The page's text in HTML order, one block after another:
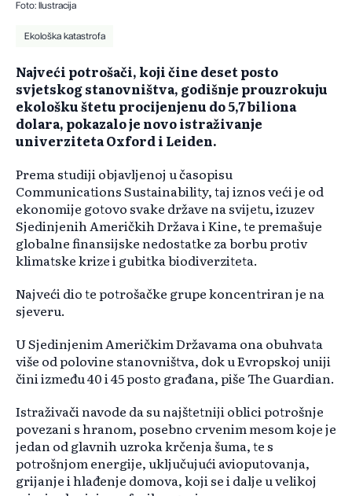
Foto: Ilustracija
Ekološka katastrofa
Najveći potrošači, koji čine deset posto
svjetskog stanovništva, godišnje prouzrokuju
ekološku štetu procijenjenu do 5,7 biliona
dolara, pokazalo je novo istraživanje
univerziteta Oxford i Leiden.
Prema studiji objavljenoj u časopisu
Communications Sustainability, taj iznos veći je od
ekonomije gotovo svake države na svijetu, izuzev
Sjedinjenih Američkih Država i Kine, te premašuje
globalne finansijske nedostatke za borbu protiv
klimatske krize i gubitka biodiverziteta.
Najveći dio te potrošačke grupe koncentriran je na
sjeveru.
U Sjedinjenim Američkim Državama ona obuhvata
više od polovine stanovništva, dok u Evropskoj uniji
čini između 40 i 45 posto građana, piše The Guardian.
Istraživači navode da su najštetniji oblici potrošnje
povezani s hranom, posebno crvenim mesom koje je
jedan od glavnih uzroka krčenja šuma, te s
potrošnjom energije, uključujući avioputovanja,
grijanje i hlađenje domova, koji se i dalje u velikoj